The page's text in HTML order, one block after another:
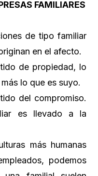
FAMILIARES
de tipo familiar
en el afecto.
de propiedad, lo
lo que es suyo.
del compromiso.
es llevado a la
más humanas
podemos